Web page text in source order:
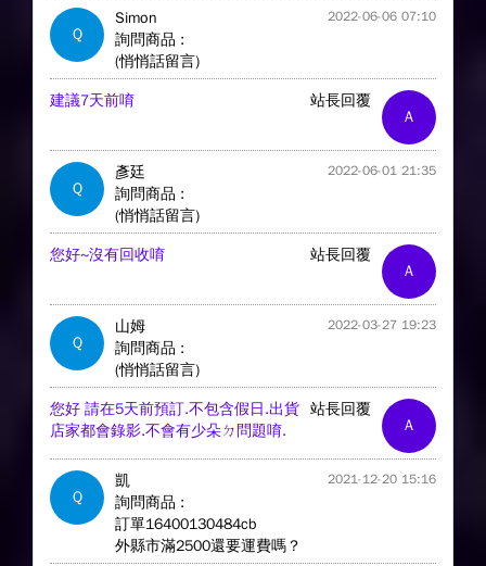
Q
Simon 2022-06-06 07:10
詢問商品 :
(悄悄話留言)
A
站長回覆
建議7天前唷
Q
彥廷 2022-06-01 21:35
詢問商品 :
(悄悄話留言)
A
站長回覆
您好~沒有回收唷
Q
山姆 2022-03-27 19:23
詢問商品 :
(悄悄話留言)
A
站長回覆
您好 請在5天前預訂.不包含假日.出貨
店家都會錄影.不會有少朵ㄉ問題唷.
Q
凱 2021-12-20 15:16
詢問商品 :
訂單16400130484cb
外縣市滿2500還要運費嗎？